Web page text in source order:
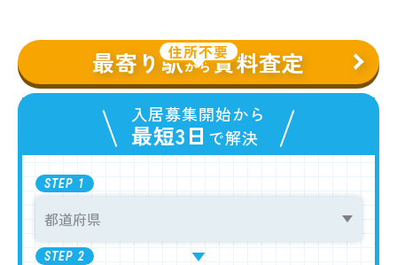
住所不要
最寄り駅から賃料査定
入居募集開始から
最短3日 で解決
STEP 1
STEP 2